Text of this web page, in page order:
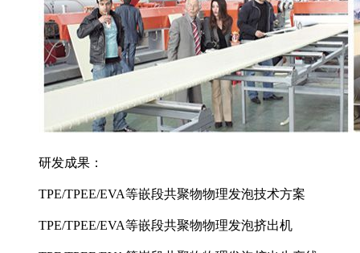
研发成果：
TPE/TPEE/EVA等嵌段共聚物物理发泡技术方案
TPE/TPEE/EVA等嵌段共聚物物理发泡挤出机